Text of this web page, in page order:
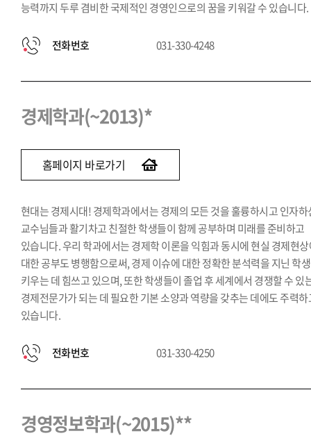
능력까지 두루 겸비한 국제적인 경영인으로의 꿈을 키워갈 수 있습니다.
전화번호 031-330-4248
경제학과(~2013)*
홈페이지 바로가기
현대는 경제시대! 경제학과에서는 경제의 모든 것을 훌륭하시고 인자하
교수님들과 활기차고 친절한 학생들이 함께 공부하며 미래를 준비하고
있습니다. 우리 학과에서는 경제학 이론을 익힘과 동시에 현실 경제현
대한 공부도 병행함으로써, 경제 이슈에 대한 정확한 분석력을 지닌 학
키우는 데 힘쓰고 있으며, 또한 학생들이 졸업 후 세계에서 경쟁할 수 있
경제전문가가 되는 데 필요한 기본 소양과 역량을 갖추는 데에도 주력
있습니다.
전화번호 031-330-4250
경영정보학과(~2015)**